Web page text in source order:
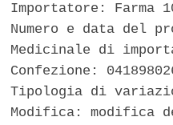
Importatore: Farma
Numero e data del
Medicinale di
Confezione:
Tipologia di
Modifica: modifica